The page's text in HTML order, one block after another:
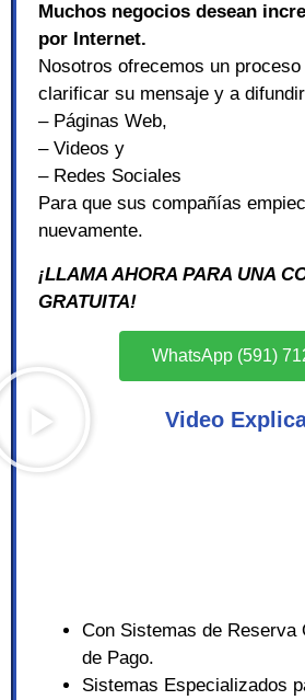
Muchos negocios desean
por Internet.
Nosotros ofrecemos un
clarificar su mensaje y a
– Páginas Web,
– Videos y
– Redes Sociales
Para que sus compañías
nuevamente.
¡LLAMA AHORA PARA UNA
GRATUITA!
WhatsApp (591)
Video
Con Sistemas de Reserva
de Pago.
Sistemas Especializados